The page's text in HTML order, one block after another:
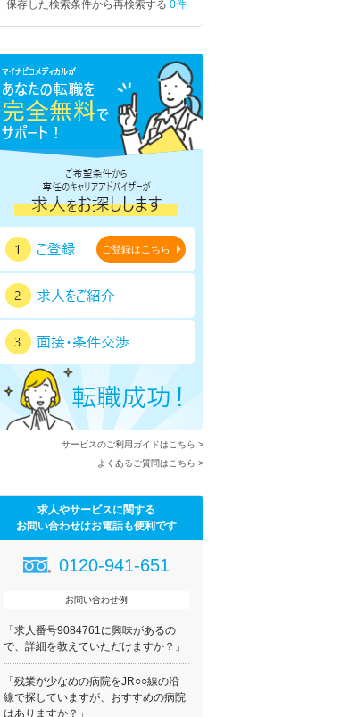
保存した検索条件から再検索する 0件
ご登録はこちら
サービスのご利用ガイドはこちら >
よくあるご質問はこちら >
求人やサービスに関する
お問い合わせはお電話も便利です
0120-941-651
お問い合わせ例
「求人番号9084761に興味があるの
で、詳細を教えていただけますか？」
「残業が少なめの病院をJR○○線の沿
線で探していますが、おすすめの病院
はありますか？」